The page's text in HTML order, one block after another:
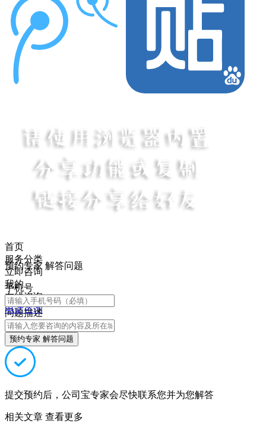
首页
服务分类
立即咨询
我的
在线咨询
电话咨询
预约专家 解答问题
手机号
问题描述
预约专家 解答问题
提交预约后，公司宝专家会尽快联系您并为您解答
相关文章 查看更多